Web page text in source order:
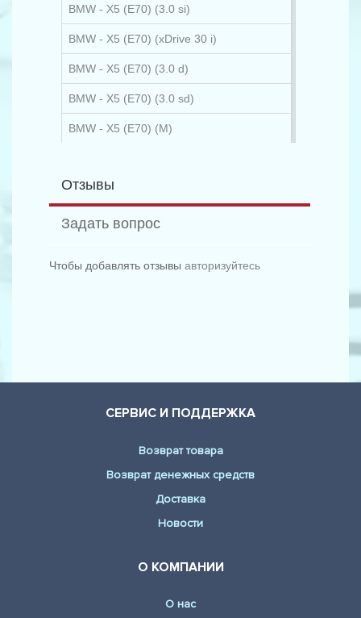
BMW - X5 (E70) (3.0 si)
BMW - X5 (E70) (xDrive 30 i)
BMW - X5 (E70) (3.0 d)
BMW - X5 (E70) (3.0 sd)
BMW - X5 (E70) (M)
BMW - X5 (E70) (xDrive 30 d)
BMW - X5 (E70) (xDrive 30 d)
BMW - X6 (E71, E72) (ActiveHybrid)
BMW - X6 (E71, E72) (M 50 d)
BMW - X6 (E71, E72) (xDrive 35 d)
Отзывы
Задать вопрос
Чтобы добавлять отзывы авторизуйтесь
СЕРВИС И ПОДДЕРЖКА
Возврат товара
Возврат денежных средств
Доставка
Новости
О КОМПАНИИ
О нас